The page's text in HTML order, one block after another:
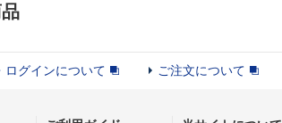
ログインについて ご注文について